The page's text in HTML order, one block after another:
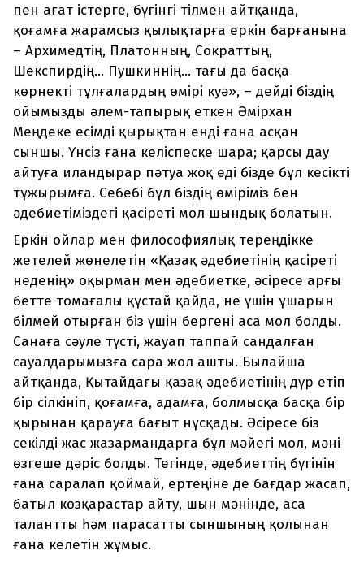
пен ағат істерге, бүгінгі тілмен айтқанда,
қоғамға жарамсыз қылықтарға еркін барғанына
– Архимедтің, Платонның, Сократтың,
Шекспирдің... Пушкиннің... тағы да басқа
көрнекті тұлғалардың өмірі куә», – дейді біздің
ойымызды әлем-тапырық еткен Әмірхан
Меңдеке есімді қырықтан енді ғана асқан
сыншы. Үнсіз ғана келіспеске шара; қарсы дау
айтуға иландырар пәтуа жоқ еді бізде бұл кесікті
тұжырымға. Себебі бұл біздің өміріміз бен
әдебиетіміздегі қасіреті мол шындық болатын.
Еркін ойлар мен философиялық тереңдікке
жетелей жөнелетін «Қазақ әдебиетінің қасіреті
неденің» оқырман мен әдебиетке, әсіресе арғы
бетте томағалы құстай қайда, не үшін ұшарын
білмей отырған біз үшін бергені аса мол болды.
Санаға сәуле түсті, жауап таппай сандалған
сауалдарымызға сара жол ашты. Былайша
айтқанда, Қытайдағы қазақ әдебиетінің дүр етіп
бір сілкініп, қоғамға, адамға, болмысқа басқа бір
қырынан қарауға бағыт нұсқады. Әсіресе біз
секілді жас жазармандарға бұл мәйегі мол, мәні
өзгеше дәріс болды. Тегінде, әдебиеттің бүгінін
ғана саралап қоймай, ертеңіне де бағдар жасап,
батыл көзқарастар айту, шын мәнінде, аса
талантты һәм парасатты сыншының қолынан
ғана келетін жұмыс.